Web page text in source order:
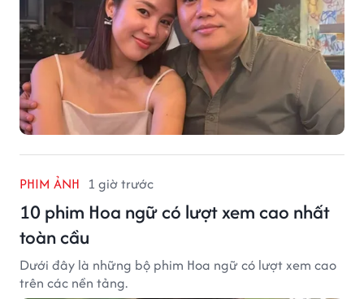
PHIM ẢNH 1 giờ trước
10 phim Hoa ngữ có lượt xem cao nhất
toàn cầu
Dưới đây là những bộ phim Hoa ngữ có lượt xem cao
trên các nền tảng.